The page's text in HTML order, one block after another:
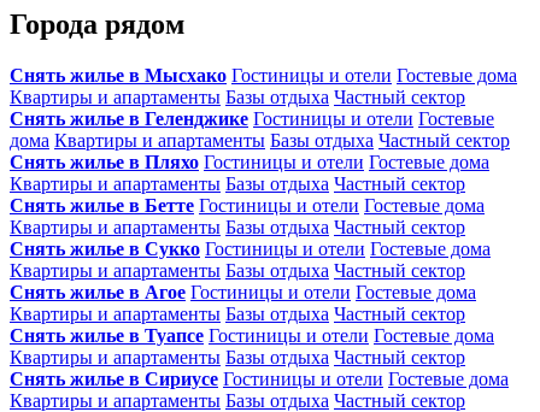
Города рядом
Снять жилье в Мысхако Гостиницы и отели Гостевые дома
Квартиры и апартаменты Базы отдыха Частный сектор
Снять жилье в Геленджике Гостиницы и отели Гостевые
дома Квартиры и апартаменты Базы отдыха Частный сектор
Снять жилье в Пляхо Гостиницы и отели Гостевые дома
Квартиры и апартаменты Базы отдыха Частный сектор
Снять жилье в Бетте Гостиницы и отели Гостевые дома
Квартиры и апартаменты Базы отдыха Частный сектор
Снять жилье в Сукко Гостиницы и отели Гостевые дома
Квартиры и апартаменты Базы отдыха Частный сектор
Снять жилье в Агое Гостиницы и отели Гостевые дома
Квартиры и апартаменты Базы отдыха Частный сектор
Снять жилье в Туапсе Гостиницы и отели Гостевые дома
Квартиры и апартаменты Базы отдыха Частный сектор
Снять жилье в Сириусе Гостиницы и отели Гостевые дома
Квартиры и апартаменты Базы отдыха Частный сектор